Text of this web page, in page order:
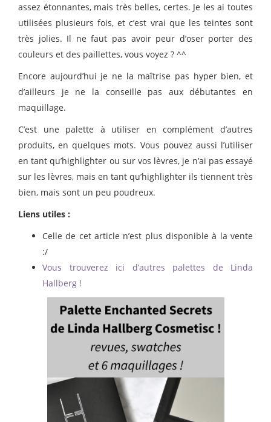
assez étonnantes, mais très belles, certes. Je les ai toutes
utilisées plusieurs fois, et c’est vrai que les teintes sont
très jolies. Il ne faut pas avoir peur d’oser porter des
couleurs et des paillettes, vous voyez ? ^^
Encore aujourd’hui je ne la maîtrise pas hyper bien, et
d’ailleurs je ne la conseille pas aux débutantes en
maquillage.
C’est une palette à utiliser en complément d’autres
produits, en quelques mots. Vous pouvez aussi l’utiliser
en tant qu’highlighter ou sur vos lèvres, je n’ai pas essayé
sur les lèvres, mais en tant qu’highlighter ils tiennent très
bien, mais sont un peu poudreux.
Liens utiles :
Celle de cet article n’est plus disponible à la vente
:/
Vous trouverez ici d’autres palettes de Linda
Hallberg !